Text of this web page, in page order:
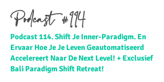
Podcast #114
Podcast 114. Shift Je Inner-Paradigm. En
Ervaar Hoe Je Je Leven Geautomatiseerd
Accelereert Naar De Next Level! + Exclusief
Bali Paradigm Shift Retreat!